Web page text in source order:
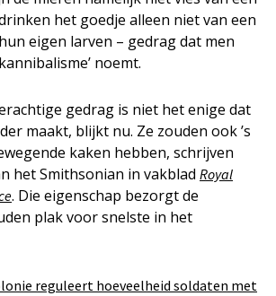
het goedje alleen niet van een
eigen larven – gedrag dat men
noemt.
gedrag is niet het enige dat
maakt, blijkt nu. Ze zouden ook ’s
kaken hebben, schrijven
het Smithsonian in vakblad Royal
. Die eigenschap bezorgt de
plak voor snelste in het
reguleert hoeveelheid soldaten met